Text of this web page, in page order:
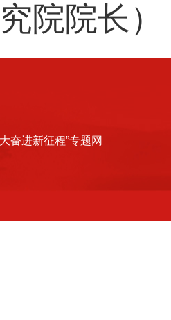
院院长）
奋进新征程”专题网